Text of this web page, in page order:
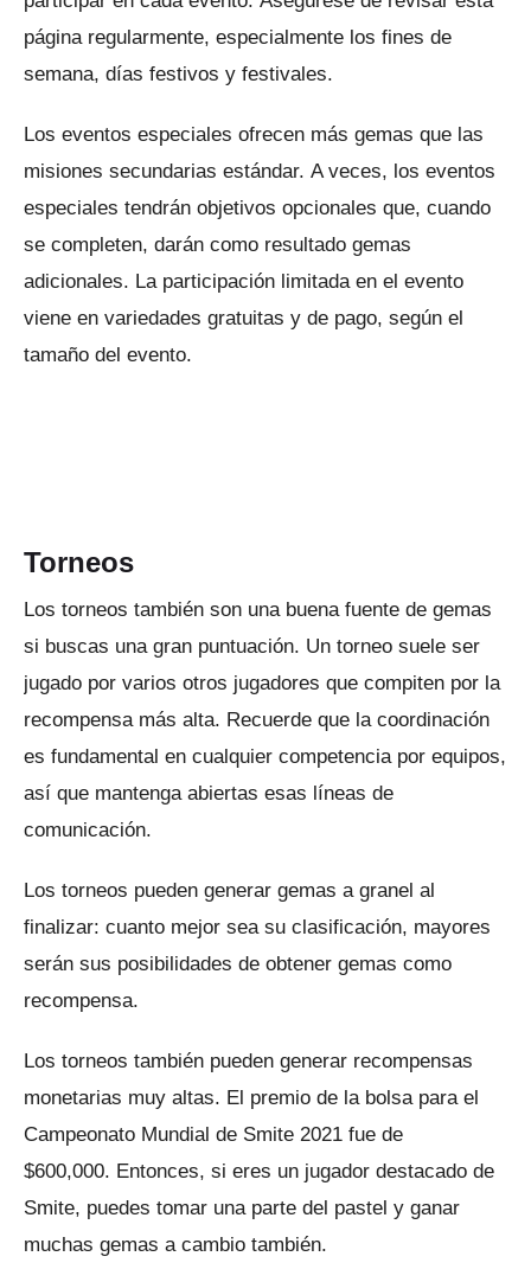
página regularmente, especialmente los fines de
semana, días festivos y festivales.
Los eventos especiales ofrecen más gemas que las
misiones secundarias estándar. A veces, los eventos
especiales tendrán objetivos opcionales que, cuando
se completen, darán como resultado gemas
adicionales. La participación limitada en el evento
viene en variedades gratuitas y de pago, según el
tamaño del evento.
Torneos
Los torneos también son una buena fuente de gemas
si buscas una gran puntuación. Un torneo suele ser
jugado por varios otros jugadores que compiten por la
recompensa más alta. Recuerde que la coordinación
es fundamental en cualquier competencia por equipos,
así que mantenga abiertas esas líneas de
comunicación.
Los torneos pueden generar gemas a granel al
finalizar: cuanto mejor sea su clasificación, mayores
serán sus posibilidades de obtener gemas como
recompensa.
Los torneos también pueden generar recompensas
monetarias muy altas. El premio de la bolsa para el
Campeonato Mundial de Smite 2021 fue de
$600,000. Entonces, si eres un jugador destacado de
Smite, puedes tomar una parte del pastel y ganar
muchas gemas a cambio también.